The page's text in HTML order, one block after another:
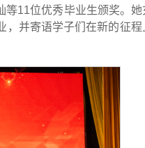
11位优秀毕业生颁奖。
并寄语学子们在新的征程